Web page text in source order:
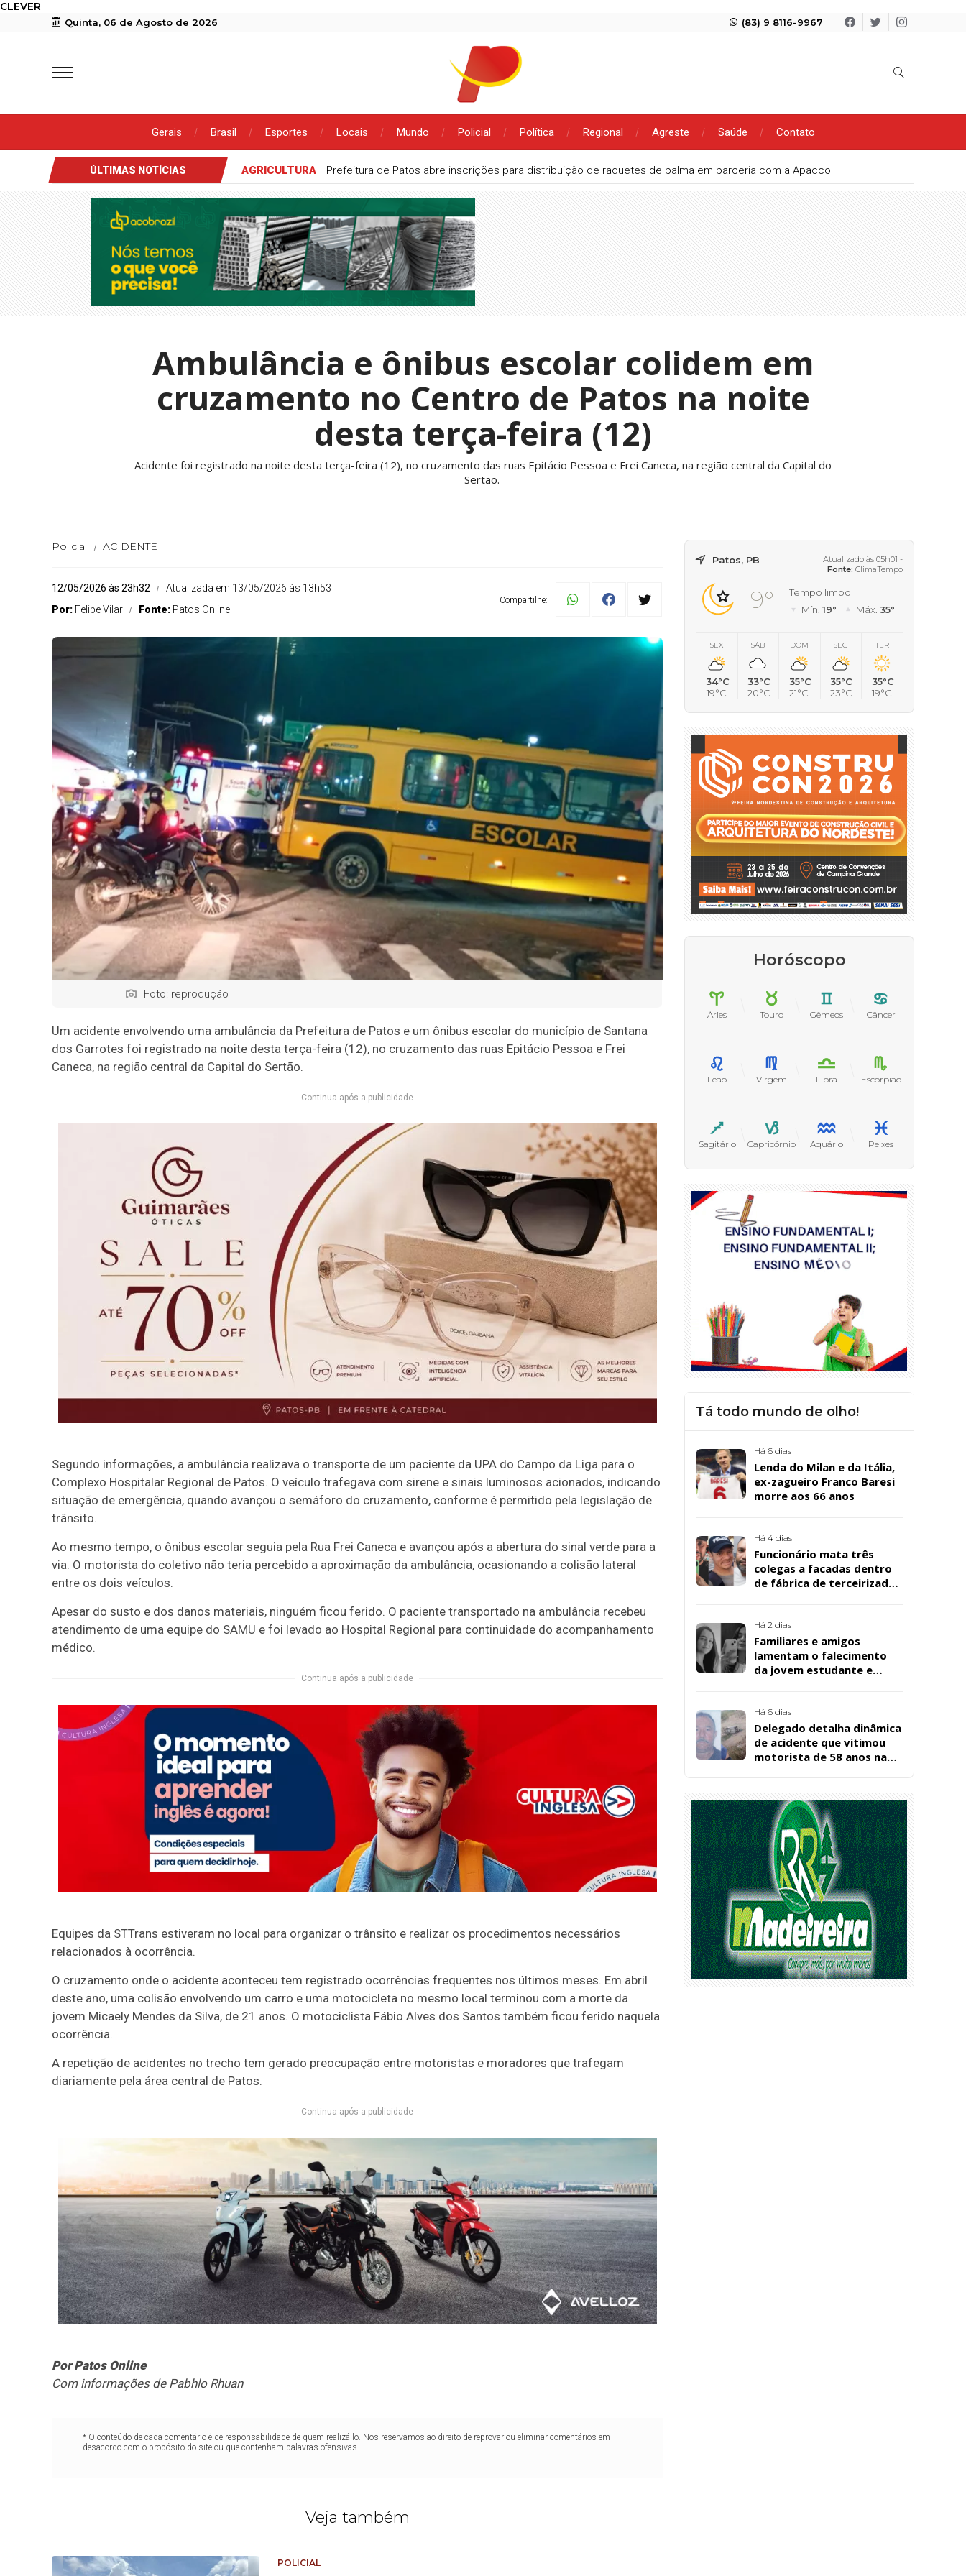
CLEVER
Quinta, 06 de Agosto de 2026 (83) 9 8116-9967
Gerais Brasil Esportes Locais Mundo Policial Política Regional Agreste Saúde Contato
ÚLTIMAS NOTÍCIAS AGRICULTURA Prefeitura de Patos abre inscrições para distribuição de raquetes de palma em parceria com a Apacco
Ambulância e ônibus escolar colidem em
cruzamento no Centro de Patos na noite
desta terça-feira (12)
Acidente foi registrado na noite desta terça-feira (12), no cruzamento das ruas Epitácio Pessoa e Frei Caneca, na região central da Capital do
Sertão.
Policial ACIDENTE
12/05/2026 às 23h32
Atualizada em 13/05/2026 às 13h53
Por: Felipe Vilar Fonte: Patos Online
Compartilhe:
Foto: reprodução
Um acidente envolvendo uma ambulância da Prefeitura de Patos e um ônibus escolar do município de Santana
dos Garrotes foi registrado na noite desta terça-feira (12), no cruzamento das ruas Epitácio Pessoa e Frei
Caneca, na região central da Capital do Sertão.
Continua após a publicidade
Segundo informações, a ambulância realizava o transporte de um paciente da UPA do Campo da Liga para o
Complexo Hospitalar Regional de Patos. O veículo trafegava com sirene e sinais luminosos acionados, indicando
situação de emergência, quando avançou o semáforo do cruzamento, conforme é permitido pela legislação de
trânsito.
Ao mesmo tempo, o ônibus escolar seguia pela Rua Frei Caneca e avançou após a abertura do sinal verde para a
via. O motorista do coletivo não teria percebido a aproximação da ambulância, ocasionando a colisão lateral
entre os dois veículos.
Apesar do susto e dos danos materiais, ninguém ficou ferido. O paciente transportado na ambulância recebeu
atendimento de uma equipe do SAMU e foi levado ao Hospital Regional para continuidade do acompanhamento
médico.
Continua após a publicidade
Equipes da STTrans estiveram no local para organizar o trânsito e realizar os procedimentos necessários
relacionados à ocorrência.
O cruzamento onde o acidente aconteceu tem registrado ocorrências frequentes nos últimos meses. Em abril
deste ano, uma colisão envolvendo um carro e uma motocicleta no mesmo local terminou com a morte da
jovem Micaely Mendes da Silva, de 21 anos. O motociclista Fábio Alves dos Santos também ficou ferido naquela
ocorrência.
A repetição de acidentes no trecho tem gerado preocupação entre motoristas e moradores que trafegam
diariamente pela área central de Patos.
Continua após a publicidade
Por Patos Online
Com informações de Pabhlo Rhuan
* O conteúdo de cada comentário é de responsabilidade de quem realizá-lo. Nos reservamos ao direito de reprovar ou eliminar comentários em
desacordo com o propósito do site ou que contenham palavras ofensivas.
Veja também
POLICIAL
Patos, PB
Atualizado às 05h01 -
Fonte: ClimaTempo
19°
Tempo limpo
Mín. 19° Máx. 35°
SEX
34°C
19°C
SÁB
33°C
20°C
DOM
35°C
21°C
SEG
35°C
23°C
TER
35°C
19°C
Horóscopo
Áries Touro Gêmeos Câncer
Leão Virgem Libra Escorpião
Sagitário Capricórnio Aquário Peixes
Tá todo mundo de olho!
Há 6 dias
Lenda do Milan e da Itália,
ex-zagueiro Franco Baresi
morre aos 66 anos
Há 4 dias
Funcionário mata três
colegas a facadas dentro
de fábrica de terceirizada
Há 2 dias
Familiares e amigos
lamentam o falecimento
da jovem estudante e
Santos, em Patos
Há 6 dias
Delegado detalha dinâmica
de acidente que vitimou
motorista de 58 anos na